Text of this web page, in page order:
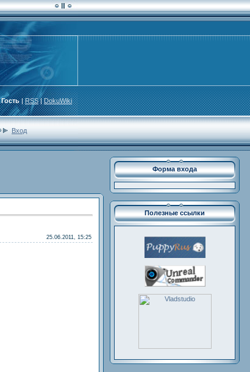
Гость|RSS|DokuWiki
Вход
25.06.2011, 15:25
Форма входа
Полезные ссылки